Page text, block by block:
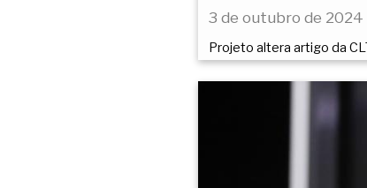
3 de outubro de 2024
Projeto altera artigo da